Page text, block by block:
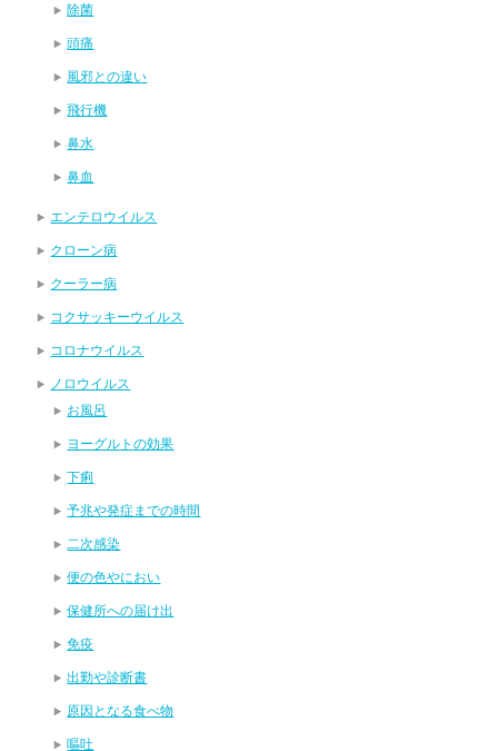
除菌
頭痛
風邪との違い
飛行機
鼻水
鼻血
エンテロウイルス
クローン病
クーラー病
コクサッキーウイルス
コロナウイルス
ノロウイルス
お風呂
ヨーグルトの効果
下痢
予兆や発症までの時間
二次感染
便の色やにおい
保健所への届け出
免疫
出勤や診断書
原因となる食べ物
嘔吐